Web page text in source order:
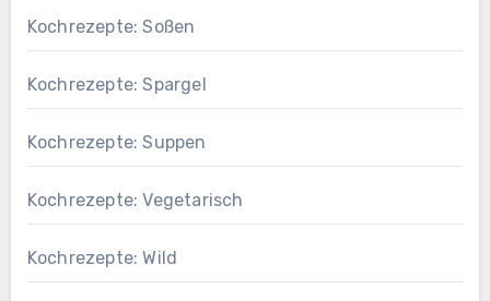
Kochrezepte: Soßen
Kochrezepte: Spargel
Kochrezepte: Suppen
Kochrezepte: Vegetarisch
Kochrezepte: Wild